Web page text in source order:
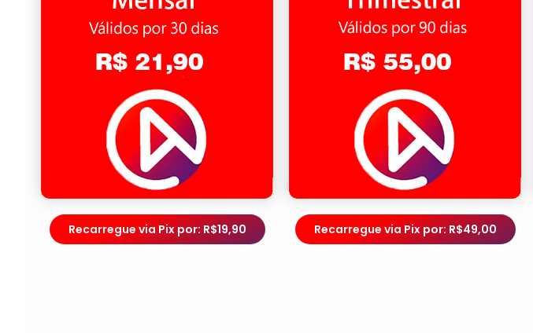
Recarregue via Pix por: R$19,90 Recarregue via Pix por: R$49,00